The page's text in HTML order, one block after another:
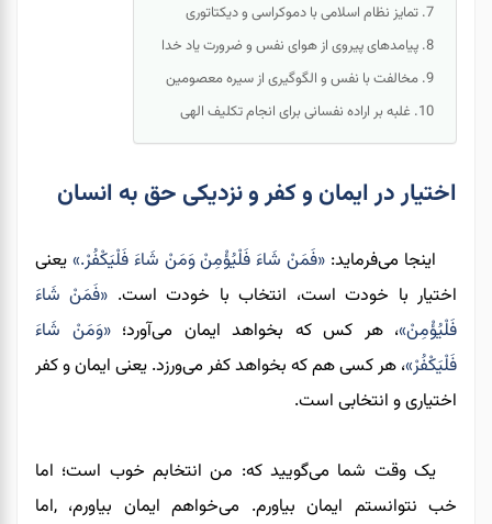
تمایز نظام اسلامی با دموکراسی و دیکتاتوری
پیامدهای پیروی از هوای نفس و ضرورت یاد خدا
مخالفت با نفس و الگوگیری از سیره معصومین
غلبه بر اراده نفسانی برای انجام تکلیف الهی
اختیار در ایمان و کفر و نزدیکی حق به انسان
اینجا می‌فرماید: «فَمَنْ شَاءَ فَلْيُؤْمِنْ وَمَنْ شَاءَ فَلْيَكْفُرْ.» یعنی
اختیار با خودت است، انتخاب با خودت است. «فَمَنْ شَاءَ
فَلْيُؤْمِنْ»، هر کس که بخواهد ایمان می‌آورد؛«وَمَنْ شَاءَ
فَلْيَكْفُرْ»، هر کسی هم که بخواهد کفر می‌ورزد. یعنی ایمان و کفر
اختیاری و انتخابی است.
یک وقت شما می‌گویید که: من انتخابم خوب است؛ اما
خب نتوانستم ایمان بیاورم. می‌خواهم ایمان بیاورم، ,اما